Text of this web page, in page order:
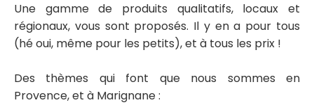
Une gamme de produits qualitatifs, locaux et
régionaux, vous sont proposés. Il y en a pour tous
(hé oui, même pour les petits), et à tous les prix !
Des thèmes qui font que nous sommes en
Provence, et à Marignane :